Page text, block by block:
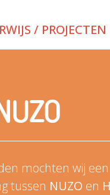
/ PROJECTEN
mochten wij
tussen NUZO en